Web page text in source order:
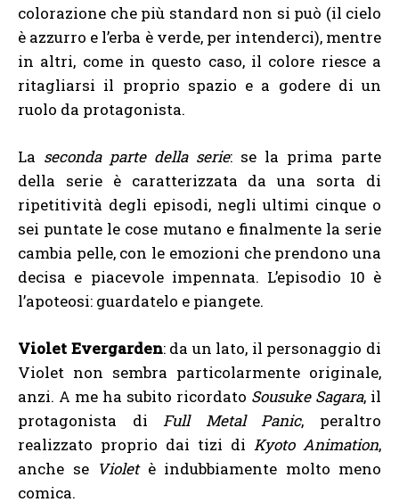
colorazione che più standard non si può (il cielo
è azzurro e l’erba è verde, per intenderci), mentre
in altri, come in questo caso, il colore riesce a
ritagliarsi il proprio spazio e a godere di un
ruolo da protagonista.
La seconda parte della serie: se la prima parte
della serie è caratterizzata da una sorta di
ripetitività degli episodi, negli ultimi cinque o
sei puntate le cose mutano e finalmente la serie
cambia pelle, con le emozioni che prendono una
decisa e piacevole impennata. L’episodio 10 è
l’apoteosi: guardatelo e piangete.
Violet Evergarden: da un lato, il personaggio di
Violet non sembra particolarmente originale,
anzi. A me ha subito ricordato Sousuke Sagara, il
protagonista diFull Metal Panic, peraltro
realizzato proprio dai tizi di Kyoto Animation,
anche se Violetè indubbiamente molto meno
comica.